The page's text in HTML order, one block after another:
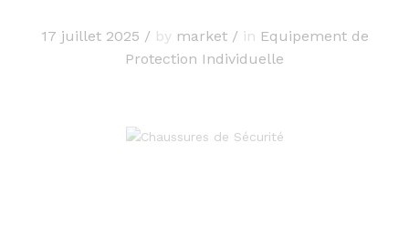
17 juillet 2025 /by market/in Equipement de
Protection Individuelle